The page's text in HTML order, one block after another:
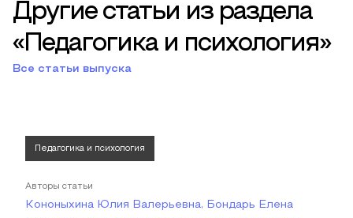
Другие статьи из раздела
«Педагогика и психология»
Все статьи выпуска
Педагогика и психология
Авторы статьи
Кононыхина Юлия Валерьевна, Бондарь Елена